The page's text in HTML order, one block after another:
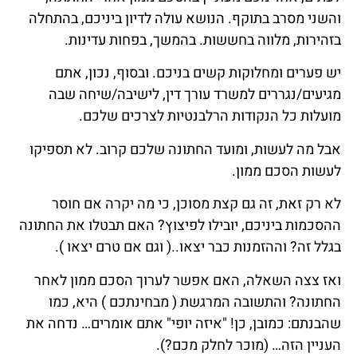
והשני מסרב בתוקף. הנושא עולה לדיון ביניכם, בהתחלה
בזהירות, מלווה בחששות. בהמשך, בפחות עדינות.
יש פערים ומחלוקות קשים בניכם. ובסוף, נכון, אתם
מגיעים/נגררים למשרד עורך דין, לישיבה/שיחה שבה
מועלות כל הנקודות הרלבנטיות לצרכים שלכם.
אבל מה לעשות, ומועד החתונה שלכם קרוב. לא תספיקו
לעשות הסכם ממון.
לא רק זאת, זה גם קצת מסוכן, כי מה יקרה אם חוסר
ההסכמות ביניכם, יובילו לפיצוץ? האם תבטלו את החתונה
בגלל זה? וההזמנות כבר יצאו..( וגם אם טרם יצאו ).
ואז צצה השאלה, האם אפשר לערוך הסכם ממון לאחר
החתונה? והתשובה המרגשת ( מבחינתכם ) היא, כמו
שהבנתם: כמובן, כן! "איזה יופי" אתם אומרים… נדחה את
העניין הזה… (מוכר לחלק מכם?).